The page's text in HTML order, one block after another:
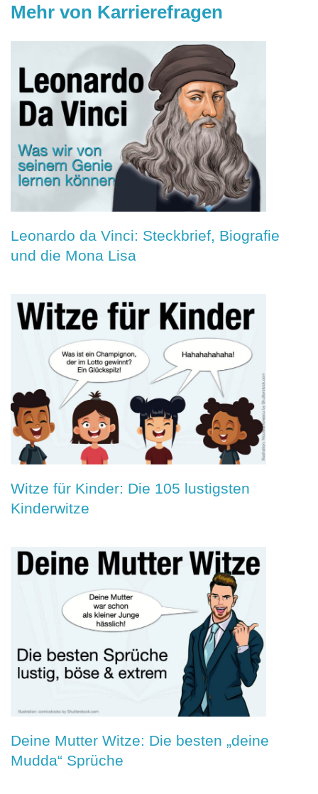
Mehr von Karrierefragen
Leonardo da Vinci: Steckbrief, Biografie
und die Mona Lisa
Witze für Kinder: Die 105 lustigsten
Kinderwitze
Deine Mutter Witze: Die besten „deine
Mudda“ Sprüche